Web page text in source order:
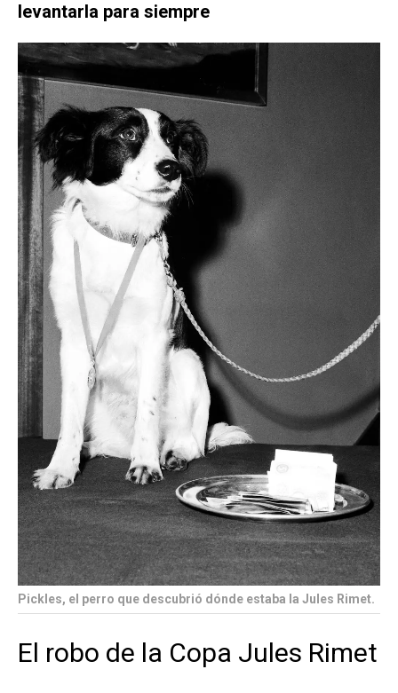
levantarla para siempre
Pickles, el perro que descubrió dónde estaba la Jules Rimet.
El robo de la Copa Jules Rimet